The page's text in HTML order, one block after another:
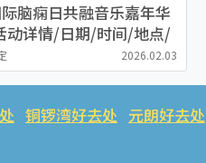
脑痫日共融音乐嘉年华
动详情/日期/时间/地点/
2026.02.03
铜锣湾好去处 元朗好去处